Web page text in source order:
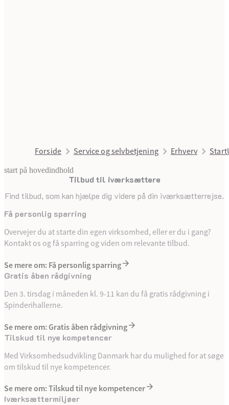
Forside Service og selvbetjening Erhverv
start på hovedindhold
Tilbud til iværksættere
Find tilbud, som kan hjælpe dig videre på din iværksætterrejse.
senest opdateret 13. april 2026
Få personlig sparring
Overvejer du at starte din egen virksomhed, eller er du i gang?
Kontakt os og få sparring og viden om relevante tilbud.
Se mere om: Få personlig sparring
Gratis åben rådgivning
Den 3. tirsdag i måneden kl. 9-11 kan du få gratis rådgivning i
Spinderihallerne.
Se mere om: Gratis åben rådgivning
Tilskud til nye kompetencer
Med Virksomhedsudvikling Danmark har du mulighed for at søge
om tilskud til nye kompetencer.
Se mere om: Tilskud til nye kompetencer
Iværksættermiljøer